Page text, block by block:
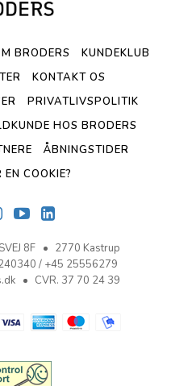
BRODERS
KUNDEKLUB
KONTAKT OS
PRIVATLIVSPOLITIK
HOS BRODERS
ÅBNINGSTIDER
COOKIE?
8F
2770 Kastrup
/ +45 25556279
CVR. 37 70 24 39